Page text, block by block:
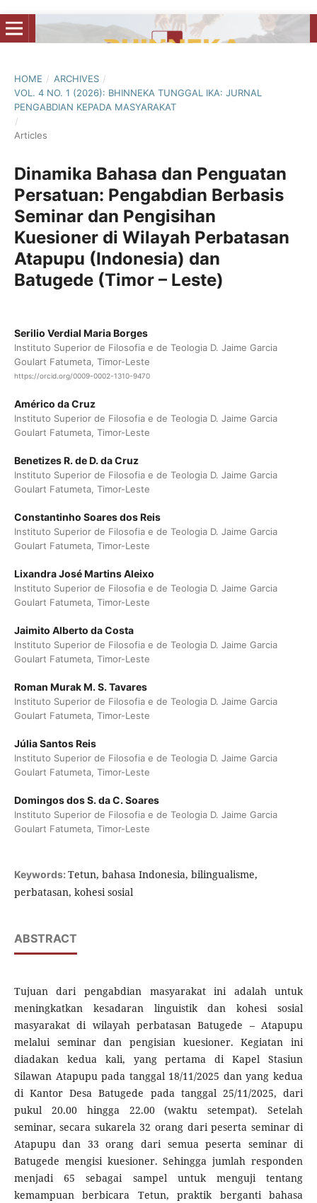
HOME / ARCHIVES /
VOL. 4 NO. 1 (2026): BHINNEKA TUNGGAL IKA: JURNAL
PENGABDIAN KEPADA MASYARAKAT
/
Articles
Dinamika Bahasa dan Penguatan
Persatuan: Pengabdian Berbasis
Seminar dan Pengisihan
Kuesioner di Wilayah Perbatasan
Atapupu (Indonesia) dan
Batugede (Timor – Leste)
Serilio Verdial Maria Borges
Instituto Superior de Filosofia e de Teologia D. Jaime Garcia
Goulart Fatumeta, Timor-Leste
https://orcid.org/0009-0002-1310-9470
Américo da Cruz
Instituto Superior de Filosofia e de Teologia D. Jaime Garcia
Goulart Fatumeta, Timor-Leste
Benetizes R. de D. da Cruz
Instituto Superior de Filosofia e de Teologia D. Jaime Garcia
Goulart Fatumeta, Timor-Leste
Constantinho Soares dos Reis
Instituto Superior de Filosofia e de Teologia D. Jaime Garcia
Goulart Fatumeta, Timor-Leste
Lixandra José Martins Aleixo
Instituto Superior de Filosofia e de Teologia D. Jaime Garcia
Goulart Fatumeta, Timor-Leste
Jaimito Alberto da Costa
Instituto Superior de Filosofia e de Teologia D. Jaime Garcia
Goulart Fatumeta, Timor-Leste
Roman Murak M. S. Tavares
Instituto Superior de Filosofia e de Teologia D. Jaime Garcia
Goulart Fatumeta, Timor-Leste
Júlia Santos Reis
Instituto Superior de Filosofia e de Teologia D. Jaime Garcia
Goulart Fatumeta, Timor-Leste
Domingos dos S. da C. Soares
Instituto Superior de Filosofia e de Teologia D. Jaime Garcia
Goulart Fatumeta, Timor-Leste
Keywords: Tetun, bahasa Indonesia, bilingualisme,
perbatasan, kohesi sosial
ABSTRACT
Tujuan dari pengabdian masyarakat ini adalah untuk
meningkatkan kesadaran linguistik dan kohesi sosial
masyarakat di wilayah perbatasan Batugede – Atapupu
melalui seminar dan pengisian kuesioner. Kegiatan ini
diadakan kedua kali, yang pertama di Kapel Stasiun
Silawan Atapupu pada tanggal 18/11/2025 dan yang kedua
di Kantor Desa Batugede pada tanggal 25/11/2025, dari
pukul 20.00 hingga 22.00 (waktu setempat). Setelah
seminar, secara sukarela 32 orang dari peserta seminar di
Atapupu dan 33 orang dari semua peserta seminar di
Batugede mengisi kuesioner. Sehingga jumlah responden
menjadi 65 sebagai sampel untuk menguji tentang
kemampuan berbicara Tetun, praktik berganti bahasa